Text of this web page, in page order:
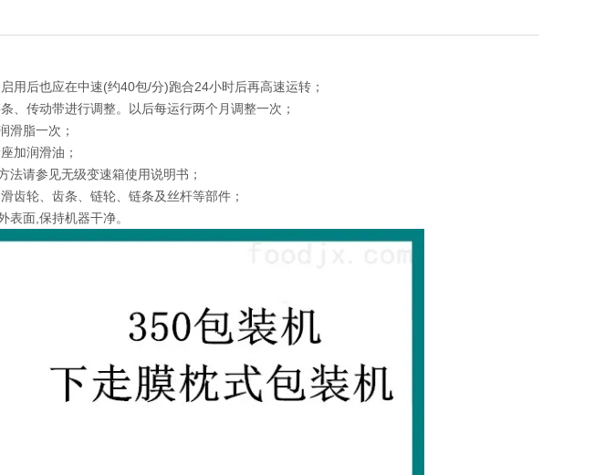
用后也应在中速(约40包/分)跑合24小时后再高速运转；
、传动带进行调整。以后每运行两个月调整一次；
滑脂一次；
加润滑油；
法请参见无级变速箱使用说明书；
齿轮、齿条、链轮、链条及丝杆等部件；
表面,保持机器干净。